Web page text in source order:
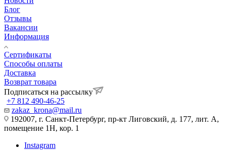
Блог
Отзывы
Вакансии
Информация
Сертификаты
Способы оплаты
Доставка
Возврат товара
Подписаться на рассылку
+7 812 490-46-25
zakaz_krona@mail.ru
192007, г. Санкт-Петербург, пр-кт Лиговский, д. 177, лит. А,
помещение 1Н, кор. 1
Instagram